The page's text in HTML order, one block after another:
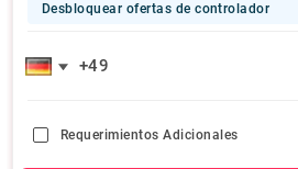
Desbloquear ofertas de controlador
Requerimientos Adicionales